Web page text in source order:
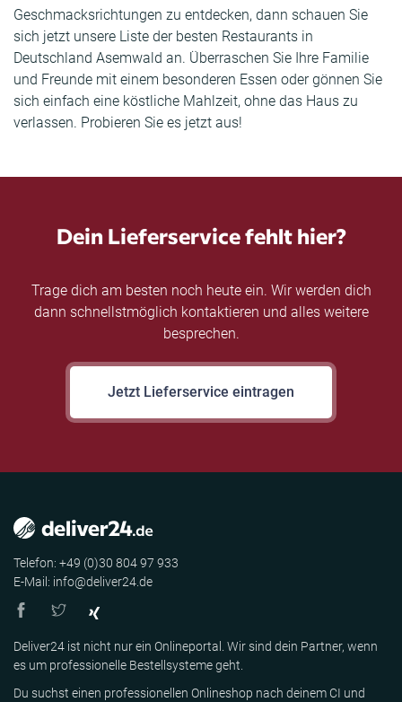
Geschmacksrichtungen zu entdecken, dann schauen Sie
sich jetzt unsere Liste der besten Restaurants in
Deutschland Asemwald an. Überraschen Sie Ihre Familie
und Freunde mit einem besonderen Essen oder gönnen Sie
sich einfach eine köstliche Mahlzeit, ohne das Haus zu
verlassen. Probieren Sie es jetzt aus!
Dein Lieferservice fehlt hier?
Trage dich am besten noch heute ein. Wir werden dich
dann schnellstmöglich kontaktieren und alles weitere
besprechen.
Jetzt Lieferservice eintragen
Telefon: +49 (0)30 804 97 933
E-Mail: info@deliver24.de
Deliver24 ist nicht nur ein Onlineportal. Wir sind dein Partner, wenn
es um professionelle Bestellsysteme geht.
Du suchst einen professionellen Onlineshop nach deinem CI und